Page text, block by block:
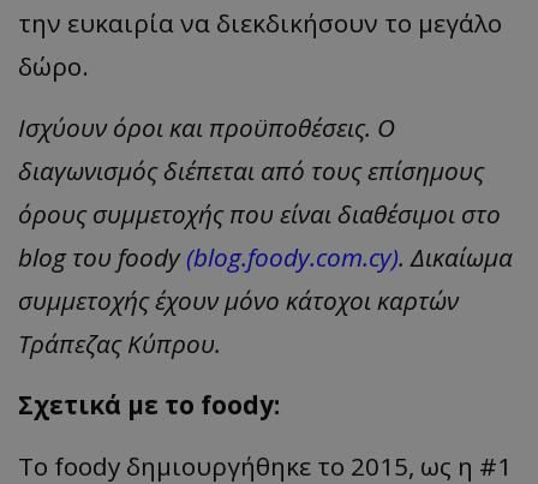
την ευκαιρία να διεκδικήσουν το μεγάλο
δώρο.
Ισχύουν όροι και προϋποθέσεις. Ο
διαγωνισμός διέπεται από τους επίσημους
όρους συμμετοχής που είναι διαθέσιμοι στο
blogτου foody(blog.foody.com.cy). Δικαίωμα
συμμετοχής έχουν μόνο κάτοχοι καρτών
Τράπεζας Κύπρου.
Σχετικά με το foody:
Το foody δημιουργήθηκε το 2015, ως η #1